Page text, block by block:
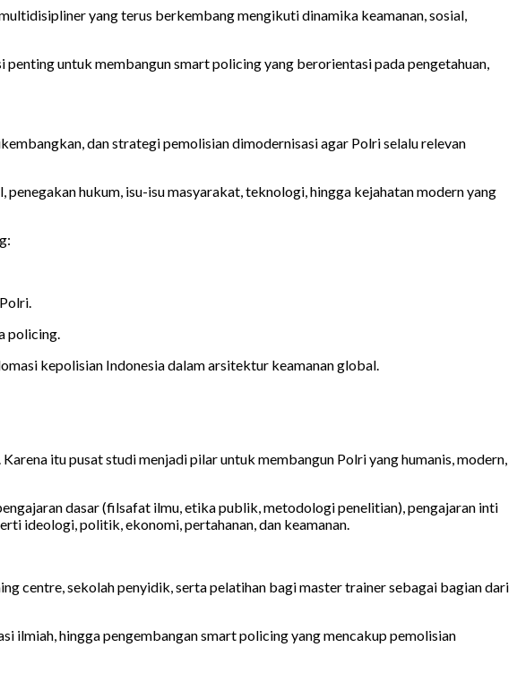
yang terus berkembang mengikuti dinamika keamanan, sosial,
untuk membangun smart policing yang berorientasi pada pengetahuan,
dan strategi pemolisian dimodernisasi agar Polri selalu relevan
hukum, isu-isu masyarakat, teknologi, hingga kejahatan modern yang
policing.
kepolisian Indonesia dalam arsitektur keamanan global.
itu pusat studi menjadi pilar untuk membangun Polri yang humanis, modern,
dasar (filsafat ilmu, etika publik, metodologi penelitian), pengajaran inti
ideologi, politik, ekonomi, pertahanan, dan keamanan.
centre, sekolah penyidik, serta pelatihan bagi master trainer sebagai bagian dari
ilmiah, hingga pengembangan smart policing yang mencakup pemolisian